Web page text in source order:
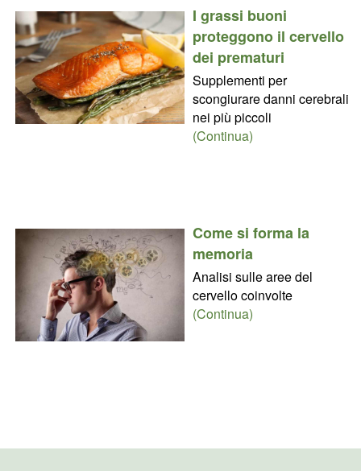
I grassi buoni
proteggono il cervello
dei prematuri
Supplementi per
scongiurare danni cerebrali
nei più piccoli
(Continua)
Come si forma la
memoria
Analisi sulle aree del
cervello coinvolte
(Continua)